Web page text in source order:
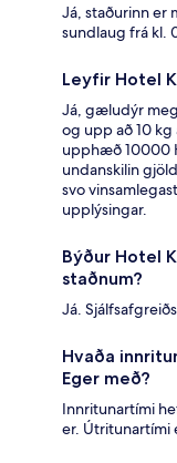
Já, staðurinn er
sundlaug frá kl.
Leyfir Hotel
Já, gæludýr
og upp að 10
upphæð 10000
undanskilin
svo
upplýsingar.
Býður Hotel
staðnum?
Já.
Hvaða
Eger með?
Innritunartími
er. Útritunartími